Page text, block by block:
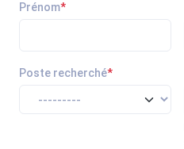
Prénom*
Poste recherché*